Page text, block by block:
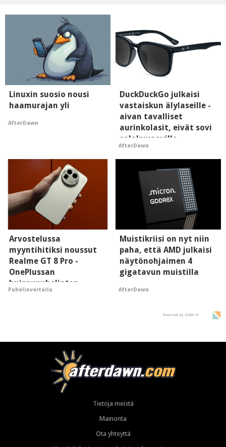
Linuxin suosio nousi
haamurajan yli
AfterDawn
DuckDuckGo julkaisi
vastaiskun älylaseille -
aivan tavalliset
aurinkolasit, eivät sovi
salakuvaaville
hyypiöille
AfterDawn
Arvostelussa
myyntihitiksi noussut
Realme GT 8 Pro -
OnePlussan
huippupuhelinten
"perillinen"
Puhelinvertailu
Muistikriisi on nyt niin
paha, että AMD julkaisi
näytönohjaimen 4
gigatavun muistilla
AfterDawn
Powered by HIGH.FI
Tietoja meistä
Mainonta
Ota yhteyttä